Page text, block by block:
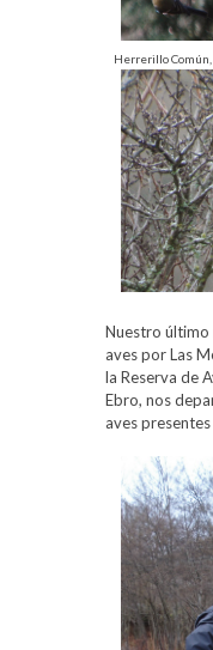
Herrerillo Común,
Nuestro
aves por Las
la Reserva de
Ebro, nos
aves